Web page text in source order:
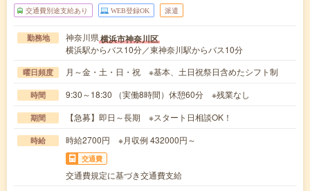
交通費別途支給あり WEB登録OK 派遣
勤務地 神奈川県横浜市神奈川区
横浜駅からバス10分／東神奈川駅からバス10分
曜日頻度 月～金・土・日・祝 ※基本、土日祝祭日含めたシフト制
時間 9:30～18:30 （実働8時間）休憩60分 ※残業なし
期間 【急募】即日～長期 ※スタート日相談OK！
時給 時給2700円 ※月収例 432000円～
交通費
交通費規定に基づき交通費支給